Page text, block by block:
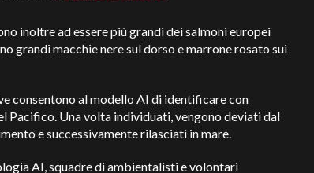
inoltre ad essere più grandi dei salmoni europei
grandi macchie nere sul dorso e marrone rosato sui
consentono al modello AI di identificare con
Pacifico. Una volta individuati, vengono deviati dal
e successivamente rilasciati in mare.
AI, squadre di ambientalisti e volontari